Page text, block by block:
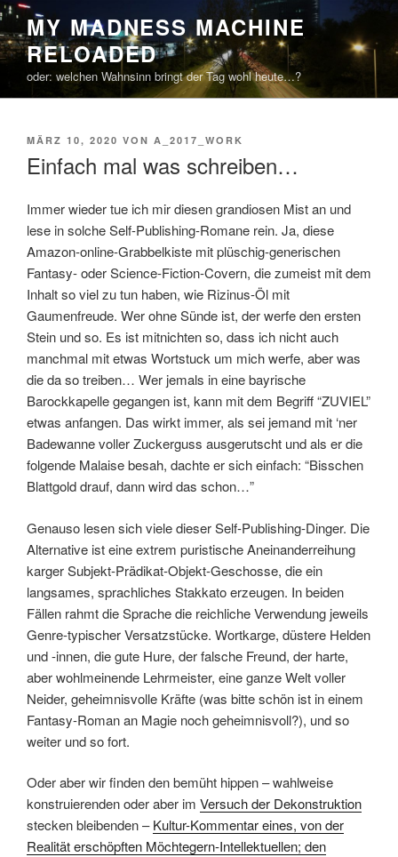
Zum
Inhalt
springen
MY MADNESS MACHINE
RELOADED
oder: welchen Wahnsinn bringt der Tag wohl heute…?
VERÖFFENTLICHT
MÄRZ 10, 2020 VON A_2017_WORK
Einfach mal was schreiben…
Immer wieder tue ich mir diesen grandiosen Mist an und
lese in solche Self-Publishing-Romane rein. Ja, diese
Amazon-online-Grabbelkiste mit plüschig-generischen
Fantasy- oder Science-Fiction-Covern, die zumeist mit dem
Inhalt so viel zu tun haben, wie Rizinus-Öl mit
Gaumenfreude. Wer ohne Sünde ist, der werfe den ersten
Stein und so. Es ist mitnichten so, dass ich nicht auch
manchmal mit etwas Wortstuck um mich werfe, aber was
die da so treiben… Wer jemals in eine bayrische
Barockkapelle gegangen ist, kann mit dem Begriff “ZUVIEL”
etwas anfangen. Das wirkt immer, als sei jemand mit ‘ner
Badewanne voller Zuckerguss ausgerutscht und als er die
folgende Malaise besah, dachte er sich einfach: “Bisschen
Blattgold drauf, dann wird das schon…”
Genauso lesen sich viele dieser Self-Publishing-Dinger. Die
Alternative ist eine extrem puristische Aneinanderreihung
karger Subjekt-Prädikat-Objekt-Geschosse, die ein
langsames, sprachliches Stakkato erzeugen. In beiden
Fällen rahmt die Sprache die reichliche Verwendung jeweils
Genre-typischer Versatzstücke. Wortkarge, düstere Helden
und -innen, die gute Hure, der falsche Freund, der harte,
aber wohlmeinende Lehrmeister, eine ganze Welt voller
Neider, geheimnisvolle Kräfte (was bitte schön ist in einem
Fantasy-Roman an Magie noch geheimnisvoll?), und so
weiter und so fort.
Oder aber wir finden den bemüht hippen – wahlweise
konstruierenden oder aber im Versuch der Dekonstruktion
stecken bleibenden –Kultur-Kommentar eines, von der
Realität erschöpften Möchtegern-Intellektuellen; den